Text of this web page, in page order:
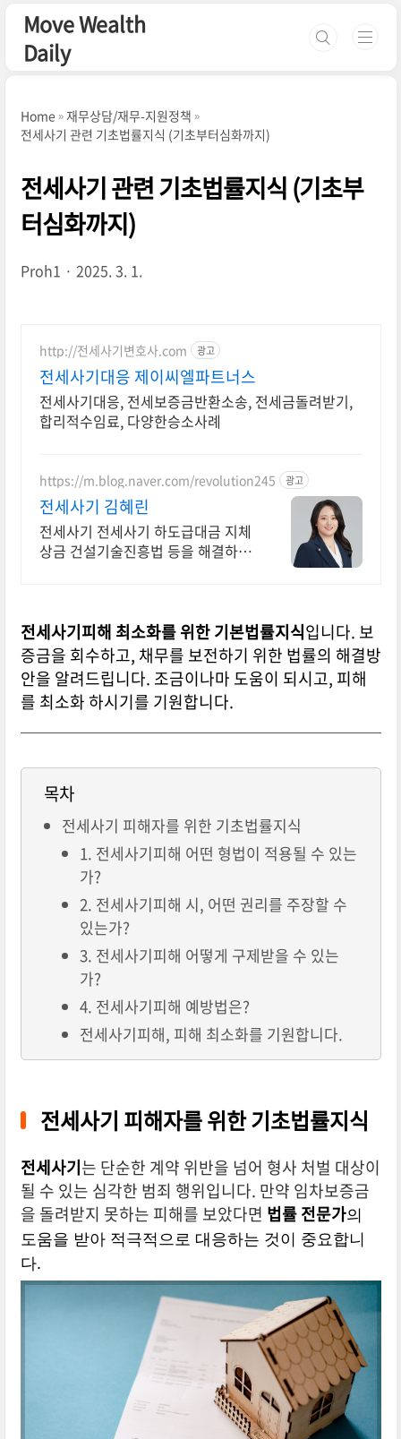
Move Wealth
Daily
Home
재무상담/재무-지원정책
전세사기 관련 기초법률지식 (기초부터심화까지)
전세사기 관련 기초법률지식 (기초부
터심화까지)
Proh1 2025. 3. 1.
http://전세사기변호사.com 광고
전세사기대응 제이씨엘파트너스
전세사기대응, 전세보증금반환소송, 전세금돌려받기,
합리적수임료, 다양한승소사례
https://m.blog.naver.com/revolution245 광고
전세사기 김혜린
전세사기 전세사기 하도급대금 지체
상금 건설기술진흥법 등을 해결하는
전세사기피해 최소화를 위한 기본법률지식입니다. 보
증금을 회수하고, 채무를 보전하기 위한 법률의 해결방
안을 알려드립니다. 조금이나마 도움이 되시고, 피해
를 최소화 하시기를 기원합니다.
목차
전세사기 피해자를 위한 기초법률지식
1. 전세사기피해 어떤 형법이 적용될 수 있는
가?
2. 전세사기피해 시, 어떤 권리를 주장할 수
있는가?
3. 전세사기피해 어떻게 구제받을 수 있는
가?
4. 전세사기피해 예방법은?
전세사기피해, 피해 최소화를 기원합니다.
전세사기 피해자를 위한 기초법률지식
전세사기는 단순한 계약 위반을 넘어 형사 처벌 대상이
될 수 있는 심각한 범죄 행위입니다. 만약 임차보증금
을 돌려받지 못하는 피해를 보았다면 법률 전문가의
도움을 받아 적극적으로 대응하는 것이 중요합니
다.